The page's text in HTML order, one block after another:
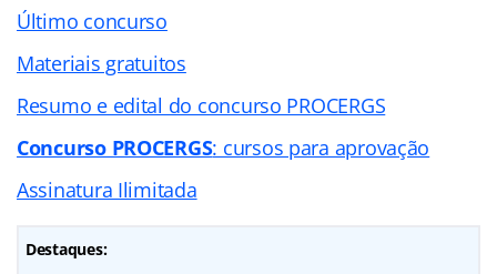
Último concurso
Materiais gratuitos
Resumo e edital do concurso PROCERGS
Concurso PROCERGS: cursos para aprovação
Assinatura Ilimitada
Destaques: